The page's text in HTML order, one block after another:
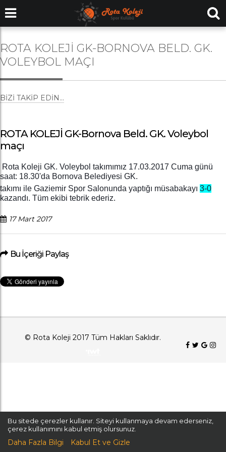
ROTA KOLEJİ GK-BORNOVA BELD. GK.
VOLEYBOL MAÇI
BIZI TAKIP EDIN...
ROTA KOLEJİ GK-Bornova Beld. GK. Voleybol
maçı
Rota Koleji GK. Voleybol takımımız 17.03.2017 Cuma günü
saat: 18.30'da Bornova Belediyesi GK.
takımı ile Gaziemir Spor Salonunda yaptığı müsabakayı 3-0
kazandı. Tüm ekibi tebrik ederiz.
17 Mart 2017
Bu İçeriği Paylaş
© Rota Koleji 2017 Tüm Hakları Saklıdır.
Bu sitede çerezler kullanır. Siteyi kullanmaya devam ederseniz,
çerez kullanımını kabul etmiş olursunuz.
Daha Fazla Bilgi Kabul Et ve Gizle